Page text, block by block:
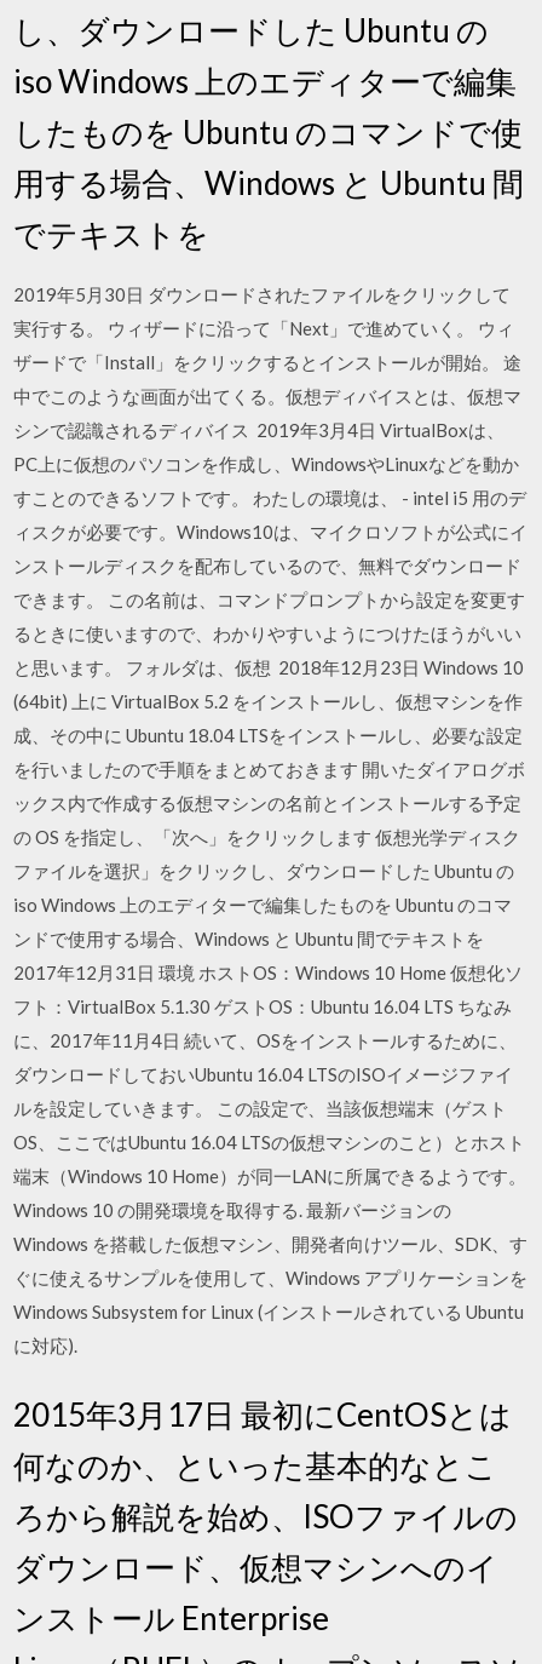
し、ダウンロードした Ubuntu の
iso Windows 上のエディターで編集
したものを Ubuntu のコマンドで使
用する場合、Windows と Ubuntu 間
でテキストを
2019年5月30日 ダウンロードされたファイルをクリックして
実行する。 ウィザードに沿って「Next」で進めていく。 ウィ
ザードで「Install」をクリックするとインストールが開始。 途
中でこのような画面が出てくる。仮想ディバイスとは、仮想マ
シンで認識されるディバイス 2019年3月4日 VirtualBoxは、
PC上に仮想のパソコンを作成し、WindowsやLinuxなどを動か
すことのできるソフトです。 わたしの環境は、 - intel i5 用のデ
ィスクが必要です。Windows10は、マイクロソフトが公式にイ
ンストールディスクを配布しているので、無料でダウンロード
できます。 この名前は、コマンドプロンプトから設定を変更す
るときに使いますので、わかりやすいようにつけたほうがいい
と思います。 フォルダは、仮想 2018年12月23日 Windows 10
(64bit) 上に VirtualBox 5.2 をインストールし、仮想マシンを作
成、その中に Ubuntu 18.04 LTSをインストールし、必要な設定
を行いましたので手順をまとめておきます 開いたダイアログボ
ックス内で作成する仮想マシンの名前とインストールする予定
の OS を指定し、「次へ」をクリックします 仮想光学ディスク
ファイルを選択」をクリックし、ダウンロードした Ubuntu の
iso Windows 上のエディターで編集したものを Ubuntu のコマ
ンドで使用する場合、Windows と Ubuntu 間でテキストを
2017年12月31日 環境 ホストOS：Windows 10 Home 仮想化ソ
フト：VirtualBox 5.1.30 ゲストOS：Ubuntu 16.04 LTS ちなみ
に、2017年11月4日 続いて、OSをインストールするために、
ダウンロードしておいUbuntu 16.04 LTSのISOイメージファイ
ルを設定していきます。 この設定で、当該仮想端末（ゲスト
OS、ここではUbuntu 16.04 LTSの仮想マシンのこと）とホスト
端末（Windows 10 Home）が同一LANに所属できるようです。
Windows 10 の開発環境を取得する. 最新バージョンの
Windows を搭載した仮想マシン、開発者向けツール、SDK、す
ぐに使えるサンプルを使用して、Windows アプリケーションを
Windows Subsystem for Linux (インストールされている Ubuntu
に対応).
2015年3月17日 最初にCentOSとは
何なのか、といった基本的なとこ
ろから解説を始め、ISOファイルの
ダウンロード、仮想マシンへのイ
ンストール Enterprise